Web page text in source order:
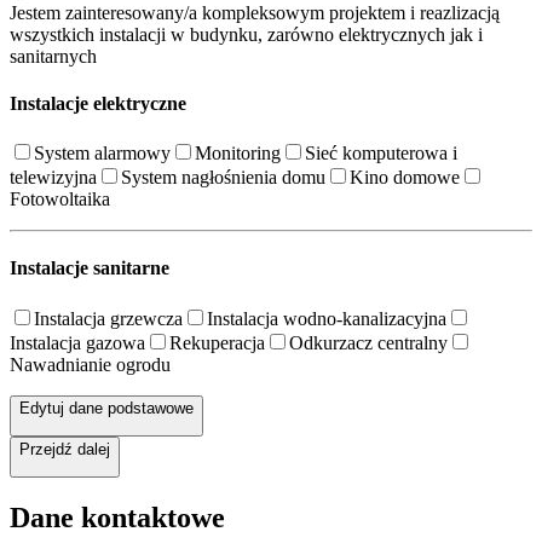
Jestem zainteresowany/a kompleksowym projektem i reazlizacją
wszystkich instalacji w budynku, zarówno elektrycznych jak i
sanitarnych
Instalacje elektryczne
System alarmowy Monitoring
Sieć komputerowa i
telewizyjna
System nagłośnienia domu
Kino domowe
Fotowoltaika
Instalacje sanitarne
Instalacja grzewcza
Instalacja wodno-kanalizacyjna
Instalacja gazowa
Rekuperacja
Odkurzacz centralny
Nawadnianie ogrodu
Edytuj dane podstawowe
Przejdź dalej
Dane kontaktowe